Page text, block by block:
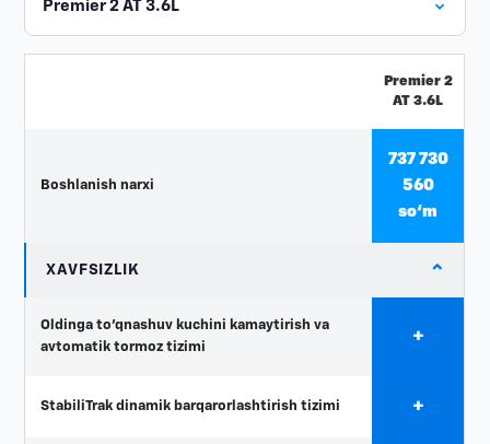
Premier 2
AT 3.6L
Boshlanish narxi
737 730
560
so‘m
XAVFSIZLIK ⌄
Oldinga to'qnashuv kuchini kamaytirish va
avtomatik tormoz tizimi
+
StabiliTrak dinamik barqarorlashtirish tizimi +